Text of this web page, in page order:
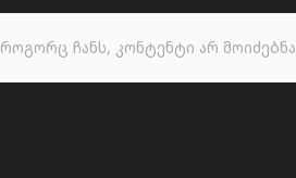
როგორც ჩანს, კონტენტი არ მოიძებნა